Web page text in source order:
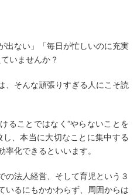
出ない」「毎日が忙しいのに充実
いませんか？
、そんな頑張りすぎる人にこそ読
ることではなく“やらないことを
、本当に大切なことに集中する
化できるといいます。
の法人経営、そして育児という３
いるにもかかわらず、周囲からは